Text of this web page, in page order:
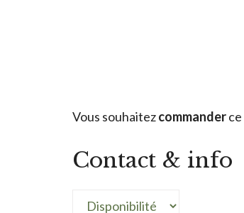
Vous souhaitezcommanderce
Contact & info